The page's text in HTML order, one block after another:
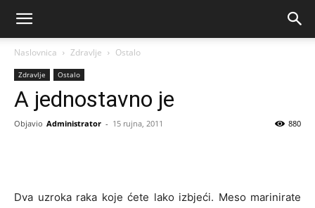
Naslovnica Zdravlje Ostalo
Zdravlje Ostalo
A jednostavno je
Objavio Administrator - 15 rujna, 2011 880
Dva uzroka raka koje ćete lako izbjeći. Meso marinirate